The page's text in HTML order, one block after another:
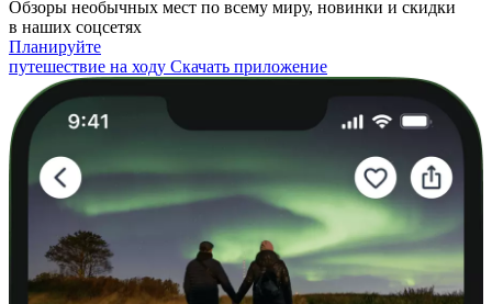
Обзоры необычных мест по всему миру, новинки и скидки
в наших соцсетях
Планируйте
путешествие на ходу Скачать приложение